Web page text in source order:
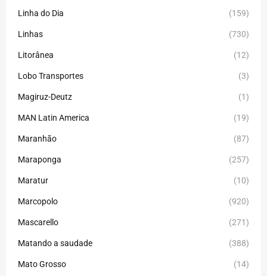
Linha do Dia (159)
Linhas (730)
Litorânea (12)
Lobo Transportes (3)
Magiruz-Deutz (1)
MAN Latin America (19)
Maranhão (87)
Maraponga (257)
Maratur (10)
Marcopolo (920)
Mascarello (271)
Matando a saudade (388)
Mato Grosso (14)